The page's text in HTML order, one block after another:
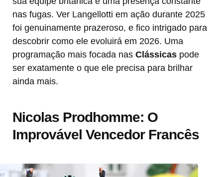
nas fugas. Ver Langellotti em ação durante 2025
foi genuinamente prazeroso, e fico intrigado para
descobrir como ele evoluirá em 2026. Uma
programação mais focada nas Clássicas pode
ser exatamente o que ele precisa para brilhar
ainda mais.
Nicolas Prodhomme: O
Improvável Vencedor Francês